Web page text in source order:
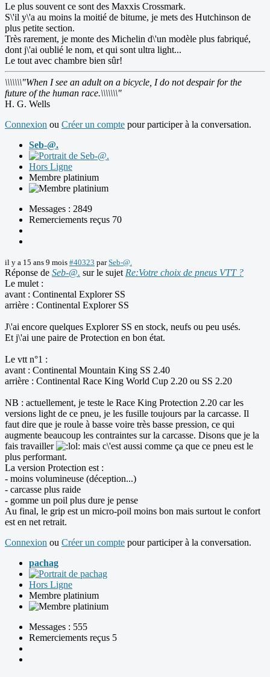
Le plus souvent ce sont des Maxxis Crossmark.
S\'il y\'a au moins la moitié de bitume, je mets des Hutchinson de
plus petite section.
Très rarement, je monte des Michelin d\'un modèle plus fabriqué,
dont j\'ai oublié le nom, et qui sont ultra light...
Le tout avec chambre bien sûr!
\\\\\\\"When I see an adult on a bicycle, I do not despair for the
future of the human race.\\\\\\\"
H. G. Wells
Connexion ou Créer un compte pour participer à la conversation.
Seb-@.
Hors Ligne
Membre platinium
Messages : 2849
Remerciements reçus 70
il y a 15 ans 9 mois #40323 parSeb-@.
Réponse de Seb-@. sur le sujet Re:Votre choix de pneus VTT ?
Le mulet :
avant : Continental Explorer SS
arrière : Continental Explorer SS
J\'ai encore quelques Explorer SS en stock, neufs ou peu usés.
Et j\'ai une paire de Protection en bon état.
Le vtt n°1 :
avant : Continental Mountain King SS 2.40
arrière : Continental Race King World Cup 2.20 ou SS 2.20
NB : actuellement, je teste le Race King Protection 2.20 car les
versions light de ce pneu, je les fusille toujours par la carcasse. Il
faut dire que je roule à basse voire très basse pression, ce qui
augmente beaucoup les contraintes sur la carcasse. Disons que je la
fais travailler
mais c\'est aussi comme ça que ce pneu est le
plus performant.
La version Protection est :
- moins volumineuse (déception...)
- carcasse plus raide
- gomme un poil plus dure je pense
Au final, le grip est un micro-poil moins bon mais surtout le confort
est en net retrait.
Connexion ou Créer un compte pour participer à la conversation.
pachag
Hors Ligne
Membre platinium
Messages : 555
Remerciements reçus 5